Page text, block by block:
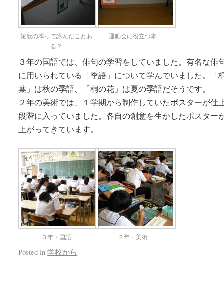
短歌の本って詠んだことあ
る？
運動会に役立つ本
３年の国語では、俳句の学習をしていました。有名な俳
に用いられている「季語」について学んでいました。「
葉」は秋の季語、「桐の花」は夏の季語だそうです。
２年の美術では、１学期から制作していたポスターが仕
段階に入っていました。各自の創意を生かしたポスター
上がってきています。
３年・国語 ２年・美術
Posted in 学校から